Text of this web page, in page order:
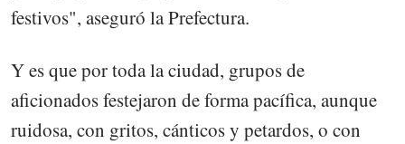
festivos", aseguró la Prefectura.
Y es que por toda la ciudad, grupos de
aficionados festejaron de forma pacífica, aunque
ruidosa, con gritos, cánticos y petardos, o con